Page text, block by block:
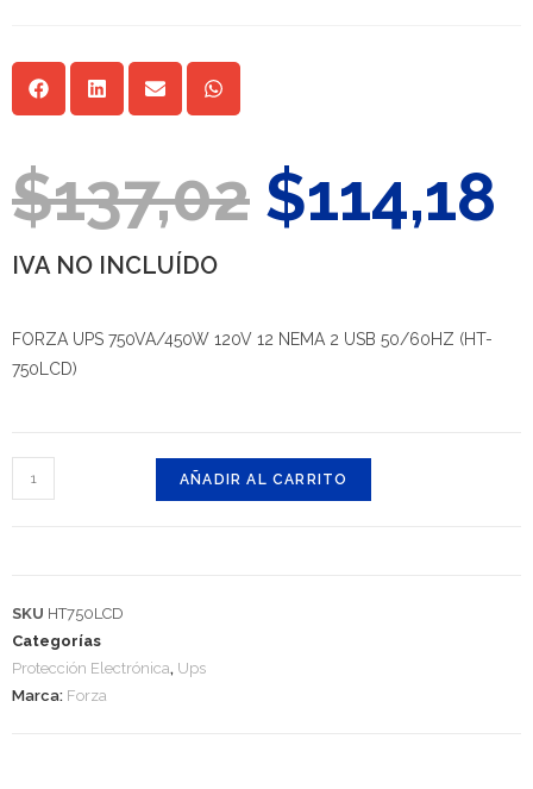
$137,02 $114,18
IVA NO INCLUÍDO
FORZA UPS 750VA/450W 120V 12 NEMA 2 USB 50/60HZ (HT-
750LCD)
AÑADIR AL CARRITO
SKU HT750LCD
Categorías
Protección Electrónica, Ups
Marca: Forza